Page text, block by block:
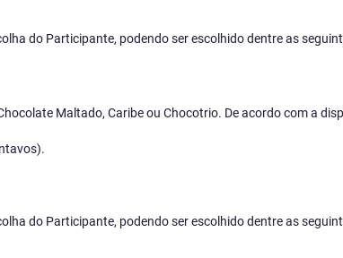
do Participante, podendo ser escolhido dentre as
Maltado, Caribe ou Chocotrio. De acordo com a
do Participante, podendo ser escolhido dentre as